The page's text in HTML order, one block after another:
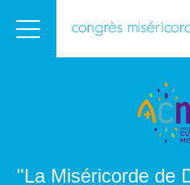
"La Miséricorde de